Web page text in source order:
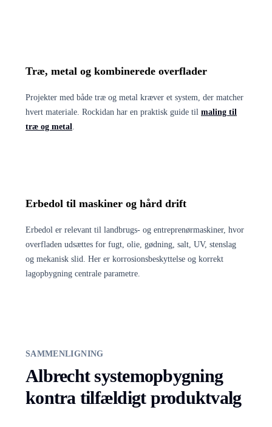
Træ, metal og kombinerede overflader
Projekter med både træ og metal kræver et system, der matcher
hvert materiale. Rockidan har en praktisk guide til maling til
træ og metal.
Erbedol til maskiner og hård drift
Erbedol er relevant til landbrugs- og entreprenørmaskiner, hvor
overfladen udsættes for fugt, olie, gødning, salt, UV, stenslag
og mekanisk slid. Her er korrosionsbeskyttelse og korrekt
lagopbygning centrale parametre.
SAMMENLIGNING
Albrecht systemopbygning
kontra tilfældigt produktvalg